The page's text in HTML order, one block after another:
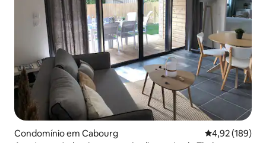
Condomínio em Cabourg Classificação
4,92 (189)